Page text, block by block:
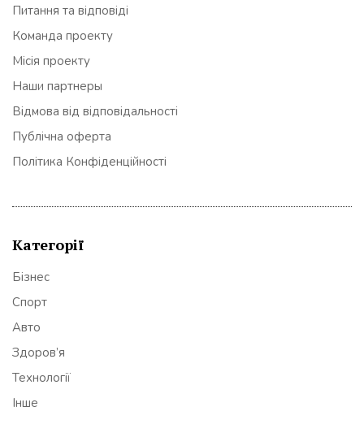
Питання та відповіді
Команда проекту
Місія проекту
Наши партнеры
Відмова від відповідальності
Публічна оферта
Політика Конфіденційності
Категорії
Бізнес
Спорт
Авто
Здоров’я
Технології
Інше